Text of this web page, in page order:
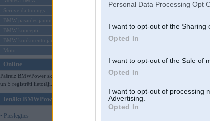
Personal Data Processing Opt
I want to opt-out of the Sharing
Opted In
I want to opt-out of the Sale of
Opted In
I want to opt-out of processing
Advertising.
Opted In
Sērijveida tūnings
BMW pasaules jaunumi
BMW koncepti
BMW konkurentu jaunumi
Moto
Online
Pašreiz BMWPower skatās 98 viesi
un 5 reģistrēti lietotāji.
Ienākt BMWPower
• Pieslēgties